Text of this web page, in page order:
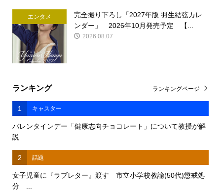
エンタメ
完全撮り下ろし「2027年版 羽生結弦カレ
ンダー」 2026年10月発売予定 【...
2026.08.07
ランキング
1 キャスター
バレンタインデー「健康志向チョコレート」について教授が解
説
2 話題
女子児童に『ラブレター』渡す 市立小学校教諭(50代)懲戒処
分 ...
ランキングページ